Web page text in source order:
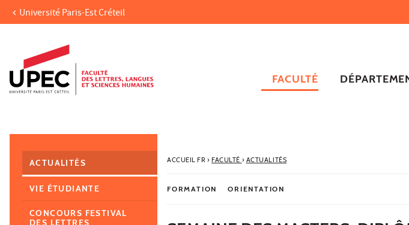
Aller au contenu
Accès directs
Recherche
Navigation secondaire
Université Paris-Est Créteil
FACULTÉ
ACCUEIL FR› FACULTÉ › ACTUALITÉS
FORMATION ORIENTATION
ACTUALITÉS
VIE ÉTUDIANTE
CONCOURS FESTIVAL
DES LETTRES